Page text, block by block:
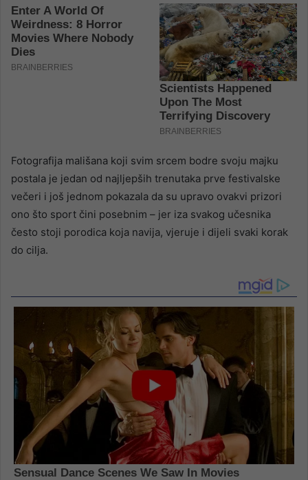
Fotografija mališana koji svim srcem bodre svoju majku
postala je jedan od najljepših trenutaka prve festivalske
večeri i još jednom pokazala da su upravo ovakvi prizori
ono što sport čini posebnim – jer iza svakog učesnika
često stoji porodica koja navija, vjeruje i dijeli svaki korak
do cilja.